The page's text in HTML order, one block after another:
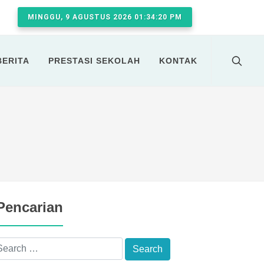
MINGGU, 9 AGUSTUS 2026 01:34:21 PM
PRESTASI SEKOLAH KONTAK